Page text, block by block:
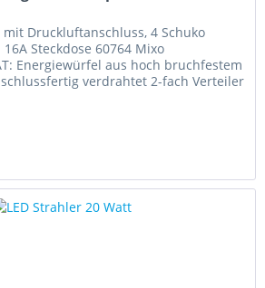
Druckluftanschluss, 4 Schuko
Steckdose 60764 Mixo
Energiewürfel aus hoch bruchfestem
verdrahtet 2-fach Verteiler